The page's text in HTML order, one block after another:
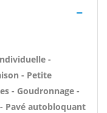
-
- Petite
- Goudronnage -
Pavé autobloquant